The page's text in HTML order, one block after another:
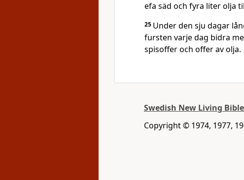
efa säd och fyra liter olja
25 Under den sju dagar
fursten varje dag bidra
spisoffer och offer av olja.
Swedish New Living
Copyright © 1974, 1977,